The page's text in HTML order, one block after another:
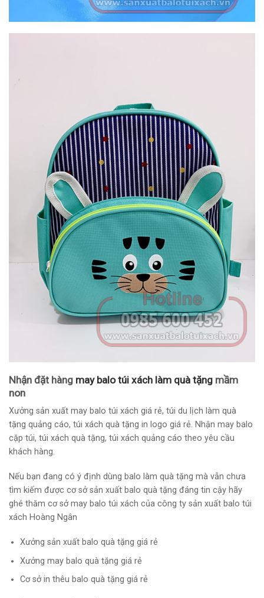
Nhận đặt hàng may balo túi xách làm quà tặng mầm
non
Xưởng sản xuất may balo túi xách giá rẻ, túi du lịch làm quà
tặng quảng cáo, túi xách quà tặng in logo giá rẻ. Nhận may balo
cặp túi, túi xách quà tặng, túi xách quảng cáo theo yêu cầu
khách hàng.
Nếu bạn đang có ý định dùng balo làm quà tặng mà vẫn chưa
tìm kiếm được cơ sở sản xuất balo quà tặng đáng tin cậy hãy
ghé thăm cơ sở may balo túi xách của công ty sản xuất balo túi
xách Hoàng Ngân
Xưởng sản xuất balo quà tặng giá rẻ
Xưởng may balo quà tặng giá rẻ
Cơ sở in thêu balo quà tặng giá rẻ